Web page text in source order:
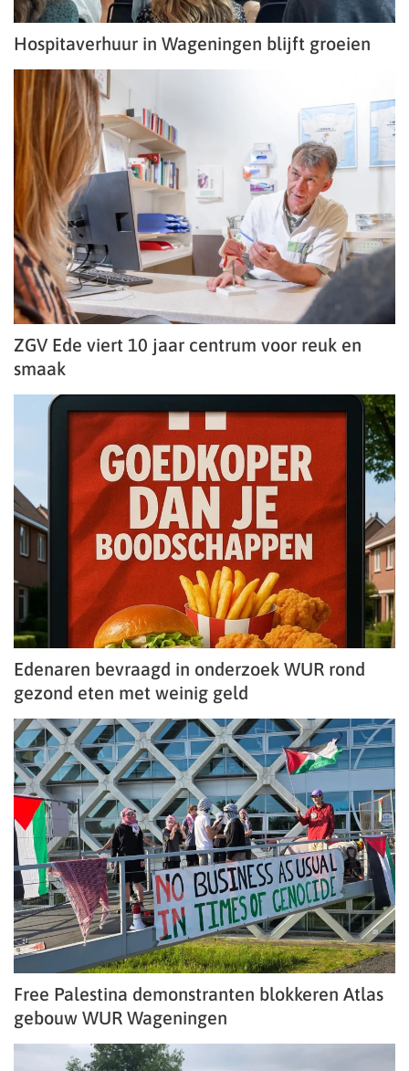
Hospitaverhuur in Wageningen blijft groeien
ZGV Ede viert 10 jaar centrum voor reuk en
smaak
Edenaren bevraagd in onderzoek WUR rond
gezond eten met weinig geld
Free Palestina demonstranten blokkeren Atlas
gebouw WUR Wageningen